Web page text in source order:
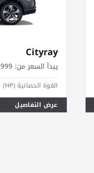
Cityray
يبدأ السعر من:
القوة الحصانية (HP)
عرض التفاصيل